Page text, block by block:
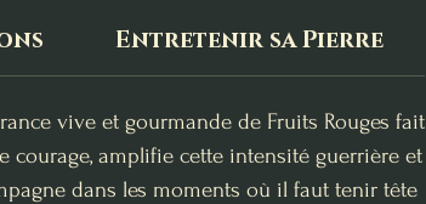
Entretenir sa Pierre
vive et gourmande de Fruits Rouges fait
courage, amplifie cette intensité guerrière et
dans les moments où il faut tenir tête